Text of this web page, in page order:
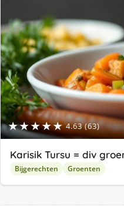
★★★★★ 4.63 (63)
Karisik Tursu = div
Bijgerechten Groenten